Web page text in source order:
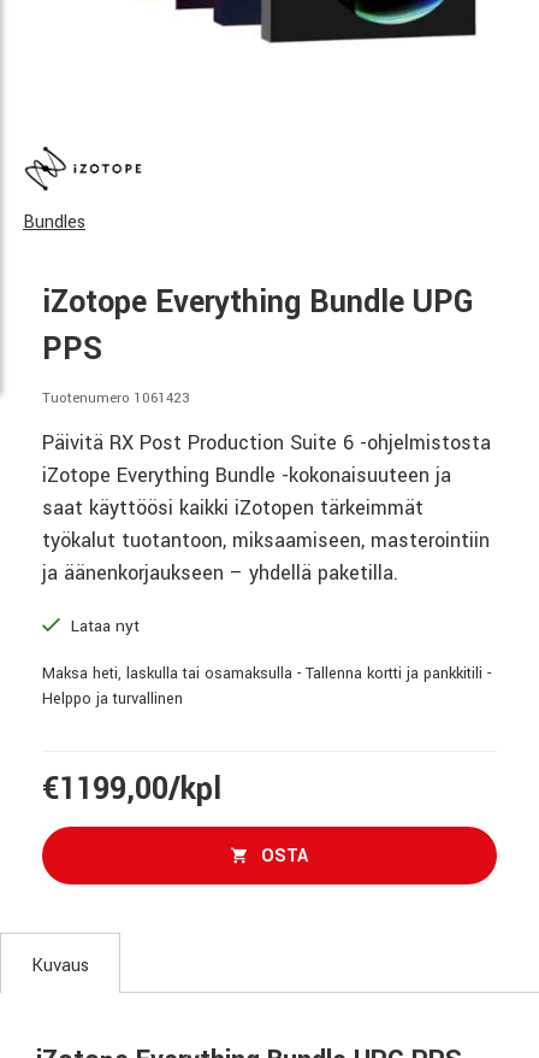
Bundles
iZotope Everything Bundle UPG
PPS
Tuotenumero 1061423
Päivitä RX Post Production Suite 6 -ohjelmistosta
iZotope Everything Bundle -kokonaisuuteen ja
saat käyttöösi kaikki iZotopen tärkeimmät
työkalut tuotantoon, miksaamiseen, masterointiin
ja äänenkorjaukseen – yhdellä paketilla.
Lataa nyt
Maksa heti, laskulla tai osamaksulla - Tallenna kortti ja pankkitili -
Helppo ja turvallinen
€1199,00/kpl
OSTA
Kuvaus